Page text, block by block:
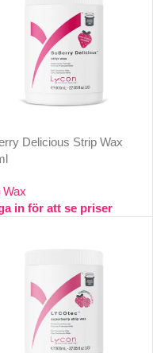
Delicious Strip Wax
Wax
in för att se priser